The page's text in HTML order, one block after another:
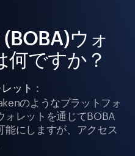
ウォ
何ですか？
ット ：
のようなプラットフォ
ォレットを通じてBOBA
にしますが、アクセス